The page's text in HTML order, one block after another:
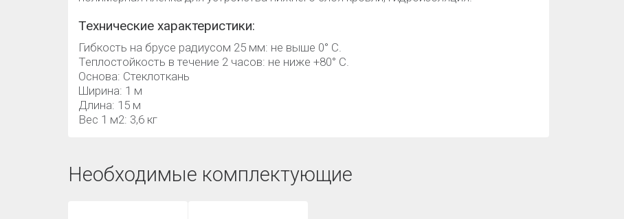
Технические характеристики:
Гибкость на брусе радиусом 25 мм: не выше 0° С.
Теплостойкость в течение 2 часов: не ниже +80° С.
Основа: Стеклоткань
Ширина: 1 м
Длина: 15 м
Вес 1 м2: 3,6 кг
Необходимые комплектующие